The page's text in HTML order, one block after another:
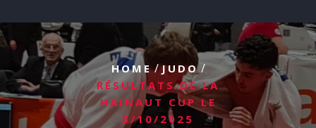
HOME/JUDO/
RÉSULTATS DE LA
HAINAUT CUP LE
5/10/2025